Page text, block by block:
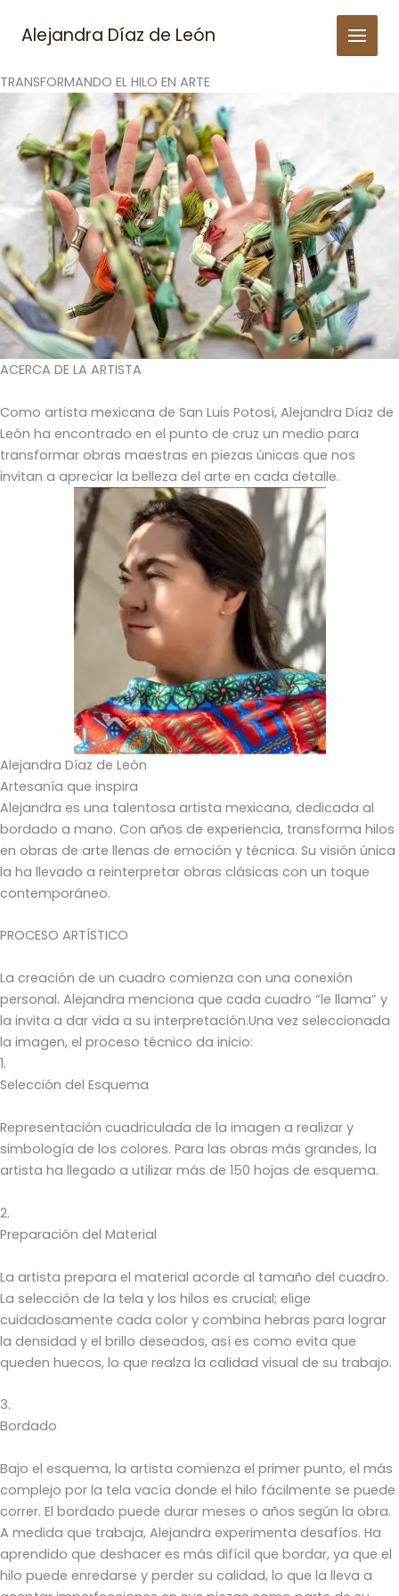
Alejandra Díaz de León
TRANSFORMANDO EL HILO EN ARTE
ACERCA DE LA ARTISTA
Como artista mexicana de San Luis Potosí, Alejandra Díaz de
León ha encontrado en el punto de cruz un medio para
transformar obras maestras en piezas únicas que nos
invitan a apreciar la belleza del arte en cada detalle.
Alejandra Díaz de León
Artesanía que inspira
Alejandra es una talentosa artista mexicana, dedicada al
bordado a mano. Con años de experiencia, transforma hilos
en obras de arte llenas de emoción y técnica. Su visión única
la ha llevado a reinterpretar obras clásicas con un toque
contemporáneo.
PROCESO ARTÍSTICO
La creación de un cuadro comienza con una conexión
personal. Alejandra menciona que cada cuadro “le llama” y
la invita a dar vida a su interpretación.Una vez seleccionada
la imagen, el proceso técnico da inicio:
1.
Selección del Esquema
Representación cuadriculada de la imagen a realizar y
simbología de los colores. Para las obras más grandes, la
artista ha llegado a utilizar más de 150 hojas de esquema.
2.
Preparación del Material
La artista prepara el material acorde al tamaño del cuadro.
La selección de la tela y los hilos es crucial; elige
cuidadosamente cada color y combina hebras para lograr
la densidad y el brillo deseados, así es como evita que
queden huecos, lo que realza la calidad visual de su trabajo.
3.
Bordado
Bajo el esquema, la artista comienza el primer punto, el más
complejo por la tela vacía donde el hilo fácilmente se puede
correr. El bordado puede durar meses o años según la obra.
A medida que trabaja, Alejandra experimenta desafíos. Ha
aprendido que deshacer es más difícil que bordar, ya que el
hilo puede enredarse y perder su calidad, lo que la lleva a